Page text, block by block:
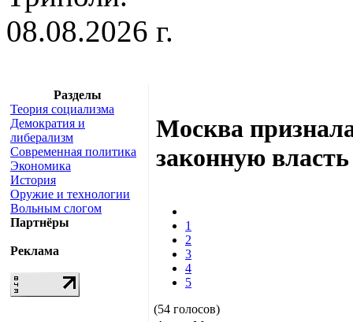
08.08.2026 г.
Разделы
Теория социализма
Демократия и
либерализм
Современная политика
Экономика
История
Оружие и технологии
Вольным слогом
Партнёры
Реклама
Москва
законную
1
2
3
4
5
(54 голосов)